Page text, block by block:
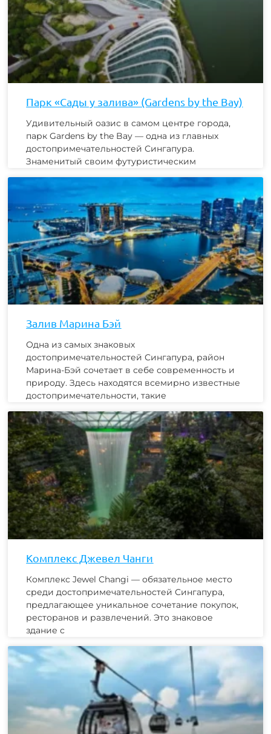
Парк «Сады у залива» (Gardens by the Bay)
Удивительный оазис в самом центре города,
парк Gardens by the Bay — одна из главных
достопримечательностей Сингапура.
Знаменитый своим футуристическим
Залив Марина Бэй
Одна из самых знаковых
достопримечательностей Сингапура, район
Марина-Бэй сочетает в себе современность и
природу. Здесь находятся всемирно известные
достопримечательности, такие
Комплекс Джевел Чанги
Комплекс Jewel Changi — обязательное место
среди достопримечательностей Сингапура,
предлагающее уникальное сочетание покупок,
ресторанов и развлечений. Это знаковое
здание с